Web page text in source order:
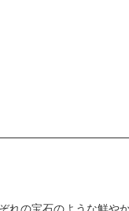
れの宝石のような鮮や